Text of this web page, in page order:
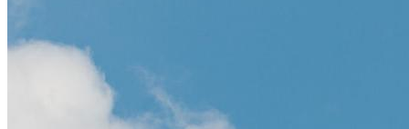
Siguiente